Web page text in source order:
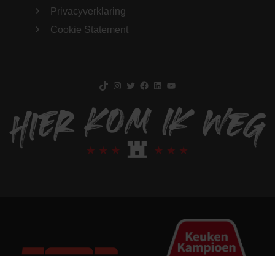
Privacyverklaring
Cookie Statement